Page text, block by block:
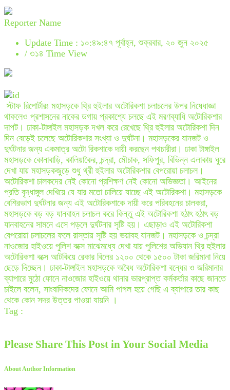
Reporter Name
Update Time : ১০:৪৯:৪৭ পূর্বাহ্ন, শুক্রবার, ২০ জুন ২০২৫
/ ৩১৪ Time View
স্টাফ রিপোর্টারঃ মহাসড়কে থ্রি হুইলার অটোরিকশা চলাচলের উপর নিষেধাজ্ঞা
থাকলেও প্রশাসনের নাকের ডগায় প্রকাশ্যে চলছে এই মরণব্যাধি অটোরিকশার
দাপট। ঢাকা-টাঙ্গাইল মহাসড়ক দখল করে রেখেছে থ্রি হুইলার অটোরিকশা দিন
দিন বেড়েই চলেছে অটোরিকশার সংখ্যা ও দুর্ঘটনা। মহাসড়কের যানজট ও
দুর্ঘটনার জন্য একমাত্র অটো রিকশাকে দায়ী করছেন পথচারীরা। ঢাকা টাঙ্গাইল
মহাসড়কে কোনাবাড়ি, কালিয়াকৈর, চন্দ্রা, মৌচাক, সফিপুর, বিভিন্ন এলাকায় ঘুরে
দেখা যায় মহাসড়কজুড়ে শুধু থ্রী হুইলার অটোরিকশার বেপরোয়া চলাচল।
অটোরিকশা চালকদের নেই কোনো প্রশিক্ষণ নেই কোনো অভিজ্ঞতা। আইনের
প্রতি বৃদ্ধাঙ্গুল দেখিয়ে যে যার মতো চালিয়ে যাচ্ছে এই অটোরিকশা। মহাসড়কে
বেশিরভাগ দুর্ঘটনার জন্য এই অটোরিকশাকে দায়ী করে পরিবহনের চালকরা,
মহাসড়কে বড় বড় যানবাহন চলাচল করে কিন্তু এই অটোরিকশা হঠাৎ হঠাৎ বড়
যানবাহনের সামনে এসে পড়লে দুর্ঘটনার সৃষ্টি হয়। এছাড়াও এই অটোরিকশা
বেপরোয়া চলাচলের ফলে রাস্তায় সৃষ্টি হয় ভয়াবহ যানজট। মহাসড়কে ও চন্দ্রা
নাওজোর হাইওয়ে পুলিশ বক্সে মাঝেমধ্যে দেখা যায় পুলিশের অভিযান থ্রি হুইলার
অটোরিকশা বক্সে আটকিয়ে রেকার বিলের ১২০০ থেকে ১৫০০ টাকা জরিমানা নিয়ে
ছেড়ে দিচ্ছেন। ঢাকা-টাঙ্গাইল মহাসড়কে অবৈধ অটোরিকশা বন্ধের ও জরিমানার
ব্যাপারে মুঠো ফোনে নাওজোর হাইওয়ে থানার ভারপ্রাপ্ত কর্মকর্তার কাছে জানতে
চাইলে বলেন, সাংবাদিকদের ফোনে আমি পাগল হয়ে গেছি এ ব্যাপারে তার কাছ
থেকে কোন সদর উত্তর পাওয়া যায়নি ।
Tag :
Please Share This Post in Your Social Media
About Author Information